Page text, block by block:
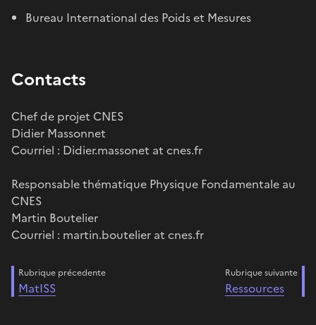
Bureau International des Poids et Mesures
Contacts
Chef de projet CNES
Didier Massonnet
Courriel : Didier.massonet at cnes.fr
Responsable thématique Physique Fondamentale au
CNES
Martin Boutelier
Courriel : martin.boutelier at cnes.fr
Rubrique précedente
MatISS
Rubrique suivante
Ressources